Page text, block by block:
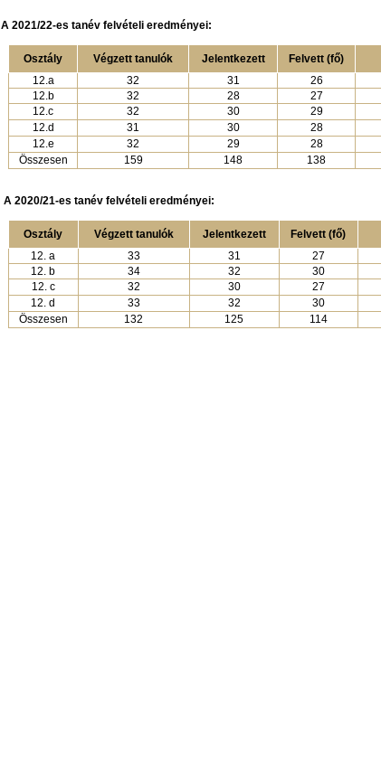
A 2021/22-es tanév felvételi eredményei:
Osztály Végzett tanulók Jelentkezett Felvett (fő)
12.a
32 31 26
12.b
32 28 27
12.c
32 30 29
12.d
31 30 28
12.e
32 29 28
Összesen
159 148 138
A 2020/21-es tanév felvételi eredményei:
Osztály Végzett tanulók Jelentkezett Felvett (fő)
12. a
33 31 27
12. b
34 32 30
12. c
32 30 27
12. d
33 32 30
Összesen
132 125 114